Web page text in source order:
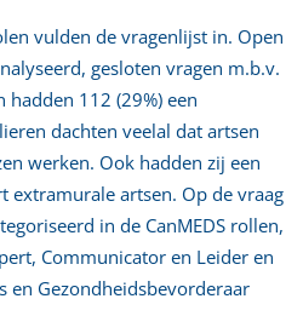
vulden de vragenlijst in. Open
gesloten vragen m.b.v.
hadden 112 (29%) een
dachten veelal dat artsen
werken. Ook hadden zij een
extramurale artsen. Op de vraag
in de CanMEDS rollen,
Communicator en Leider en
en Gezondheidsbevorderaar